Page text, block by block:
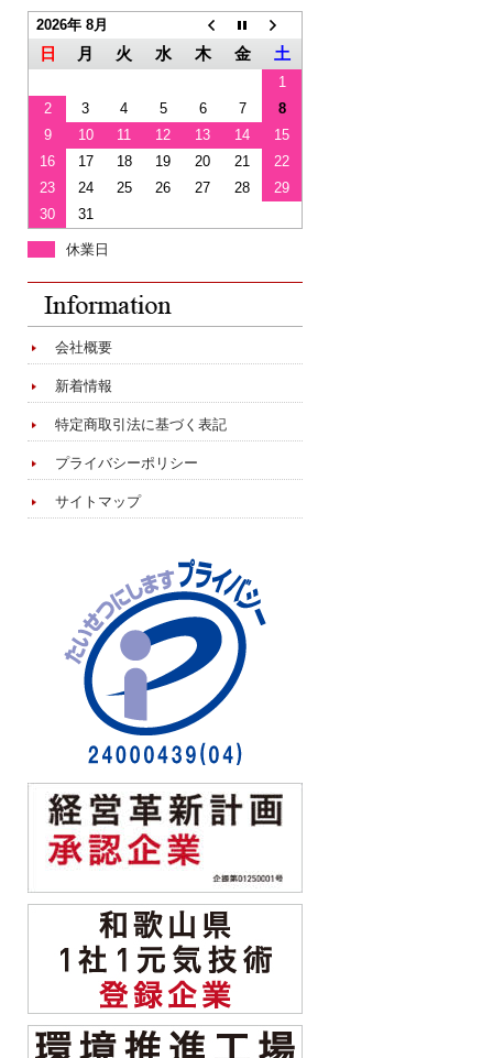
2026年 8月
日 月 火 水 木 金 土
1
2
3 4 5 6 7
8
9
10 11 12 13 14
15
16
17 18 19 20 21
22
23
24 25 26 27 28
29
30
31
休業日
会社概要
新着情報
特定商取引法に基づく表記
プライバシーポリシー
サイトマップ